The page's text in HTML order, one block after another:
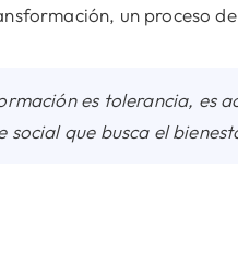
un proceso
es tolerancia, es
social que busca el